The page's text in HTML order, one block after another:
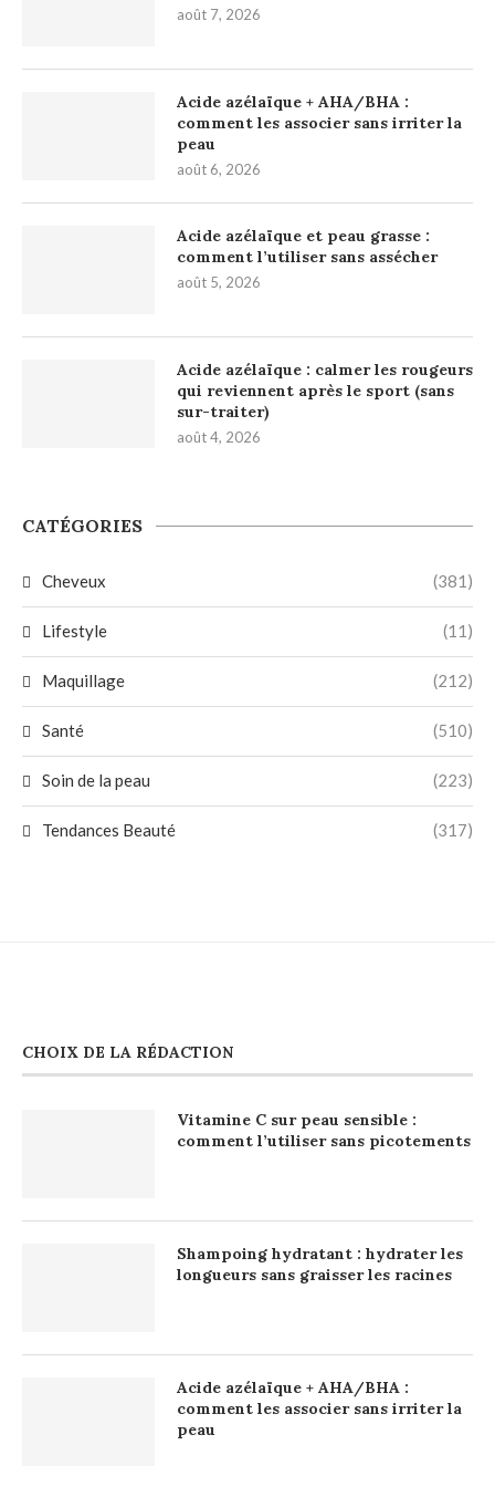
août 7, 2026
Acide azélaïque + AHA/BHA :
comment les associer sans irriter la
peau
août 6, 2026
Acide azélaïque et peau grasse :
comment l’utiliser sans assécher
août 5, 2026
Acide azélaïque : calmer les rougeurs
qui reviennent après le sport (sans
sur-traiter)
août 4, 2026
CATÉGORIES
Cheveux (381)
Lifestyle (11)
Maquillage (212)
Santé (510)
Soin de la peau (223)
Tendances Beauté (317)
CHOIX DE LA RÉDACTION
Vitamine C sur peau sensible :
comment l’utiliser sans picotements
Shampoing hydratant : hydrater les
longueurs sans graisser les racines
Acide azélaïque + AHA/BHA :
comment les associer sans irriter la
peau